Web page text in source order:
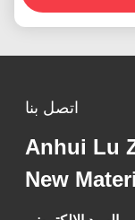
اتصل بنا
Anhui Lu
New